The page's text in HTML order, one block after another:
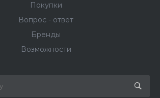
Покупки
Вопрос - ответ
Бренды
Возможности